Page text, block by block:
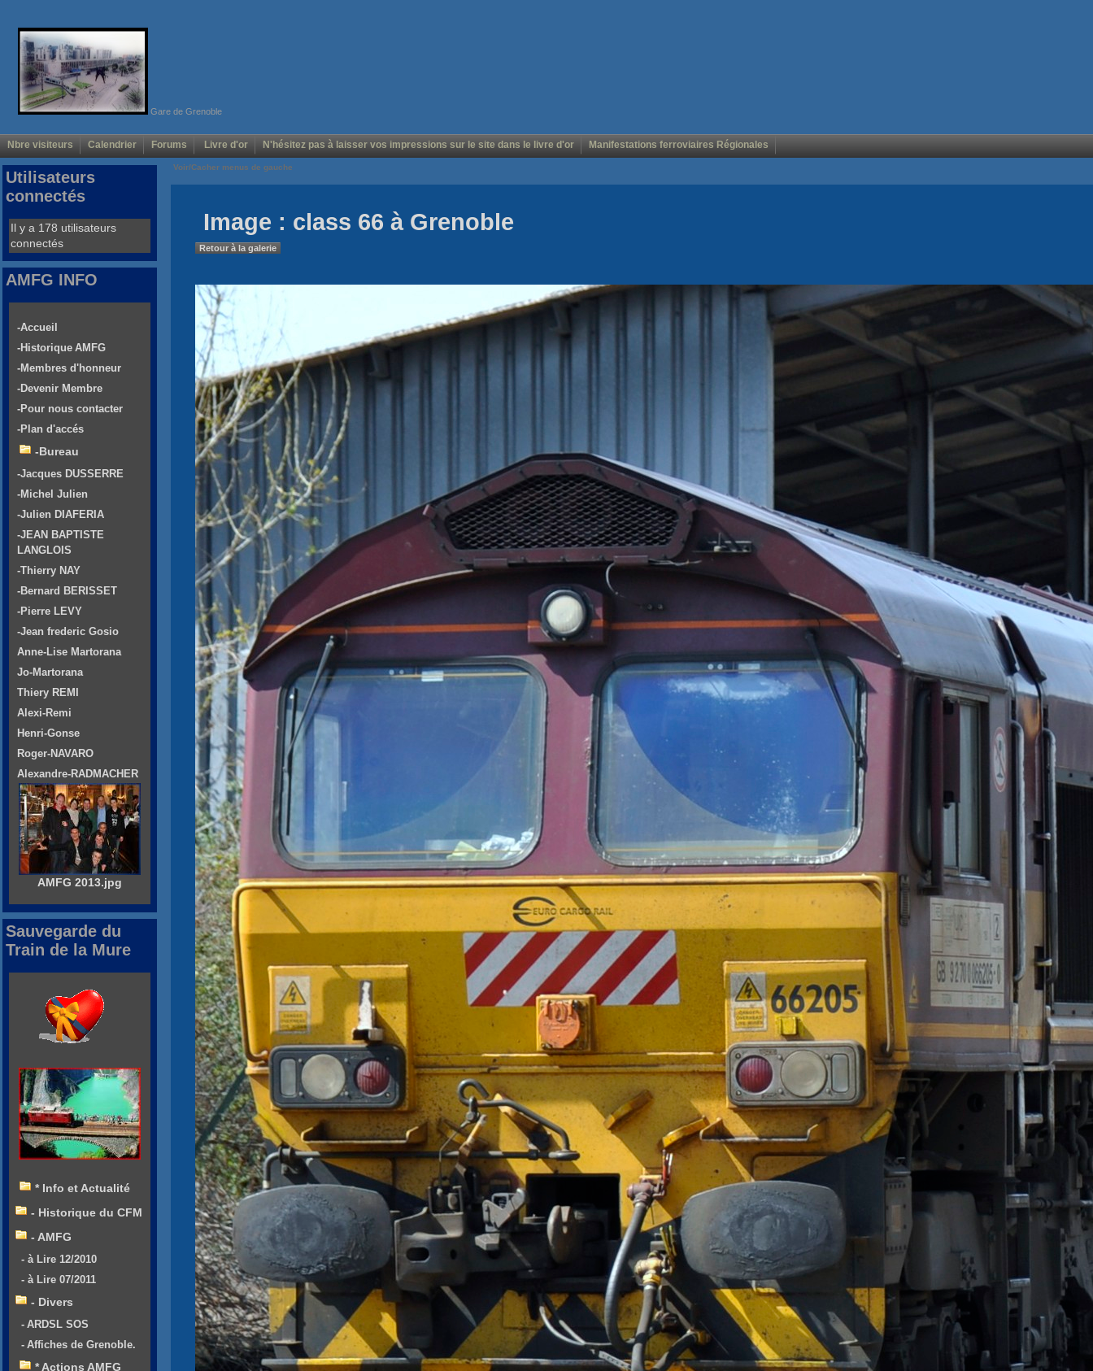
Gare de Grenoble
Nbre visiteurs Calendrier Forums Livre d'or N'hésitez pas à laisser vos impressions sur le site dans le livre d'or Manifestations ferroviaires Régionales
Voir/Cacher menus de gauche
Image : class 66 à Grenoble
Retour à la galerie
Utilisateurs
connectés
Il y a 178 utilisateurs
connectés
AMFG INFO
-Accueil
-Historique AMFG
-Membres d'honneur
-Devenir Membre
-Pour nous contacter
-Plan d'accés
-Bureau
-Jacques DUSSERRE
-Michel Julien
-Julien DIAFERIA
-JEAN BAPTISTE
LANGLOIS
-Thierry NAY
-Bernard BERISSET
-Pierre LEVY
-Jean frederic Gosio
Anne-Lise Martorana
Jo-Martorana
Thiery REMI
Alexi-Remi
Henri-Gonse
Roger-NAVARO
Alexandre-RADMACHER
AMFG 2013.jpg
Sauvegarde du
Train de la Mure
* Info et Actualité
- Historique du CFM
- AMFG
- à Lire 12/2010
- à Lire 07/2011
- Divers
- ARDSL SOS
- Affiches de Grenoble.
* Actions AMFG